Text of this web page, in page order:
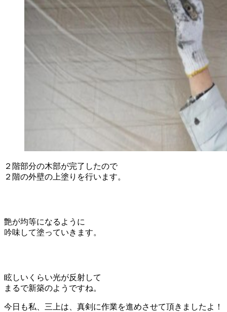
２階部分の木部が完了したので
２階の外壁の上塗りを行います。
艶が均等になるように
吟味して塗っていきます。
眩しいくらい光が反射して
まるで新築のようですね。
今日も私、三上は、真剣に作業を進めさせて頂きましたよ！